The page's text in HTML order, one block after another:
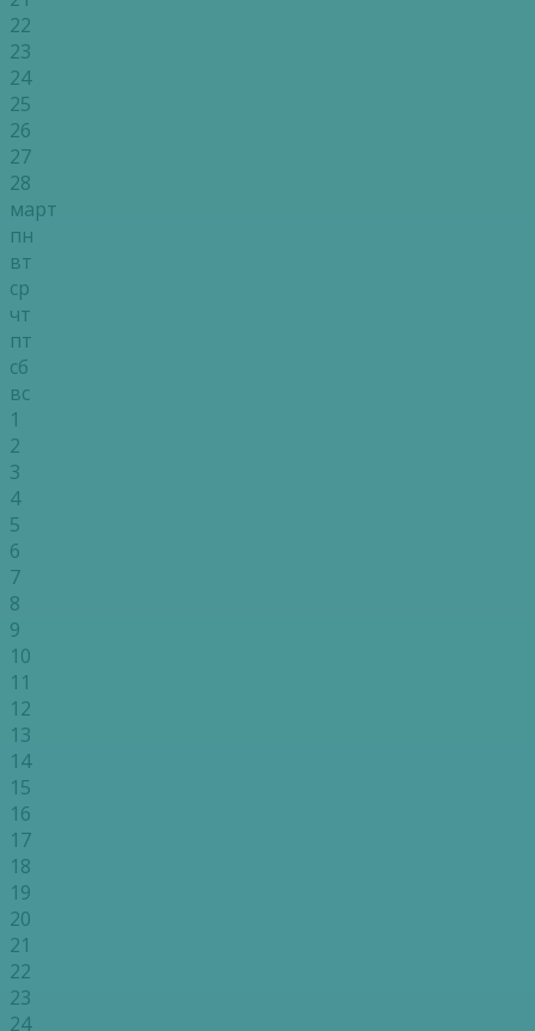
22
23
24
25
26
27
28
март
пн
вт
ср
чт
пт
сб
вс
1
2
3
4
5
6
7
8
9
10
11
12
13
14
15
16
17
18
19
20
21
22
23
24